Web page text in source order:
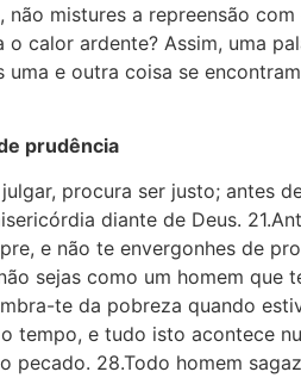
não mistures a repreensão
o calor ardente? Assim, uma
uma e outra coisa se
prudência
julgar, procura ser justo; antes
diante de Deus.
e não te envergonhes de
sejas como um homem
te da pobreza quando
tempo, e tudo isto acontece
pecado. 28.Todo homem